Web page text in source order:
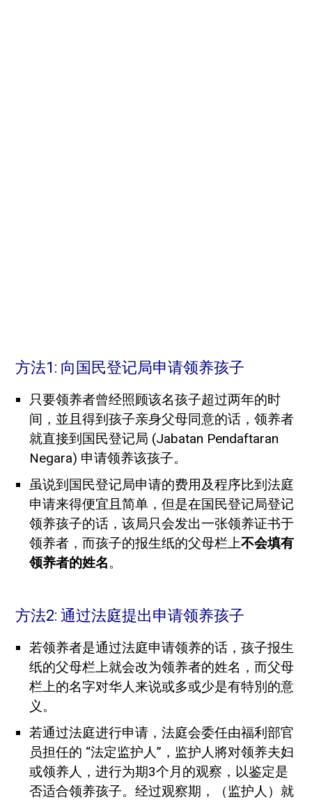
方法1: 向国民登记局申请领养孩子
只要领养者曾经照顾该名孩子超过两年的时
间，並且得到孩子亲身父母同意的话，领养者
就直接到国民登记局 (Jabatan Pendaftaran
Negara) 申请领养该孩子。
虽说到国民登记局申请的费用及程序比到法庭
申请来得便宜且简单，但是在国民登记局登记
领养孩子的话，该局只会发出一张领养证书于
领养者，而孩子的报生纸的父母栏上不会填有
领养者的姓名。
方法2: 通过法庭提出申请领养孩子
若领养者是通过法庭申请领养的话，孩子报生
纸的父母栏上就会改为领养者的姓名，而父母
栏上的名字对华人来说或多或少是有特別的意
义。
若通过法庭进行申请，法庭会委任由福利部官
员担任的 “法定监护人”，监护人將对领养夫妇
或领养人，进行为期3个月的观察，以鉴定是
否适合领养孩子。经过观察期，（监护人）就